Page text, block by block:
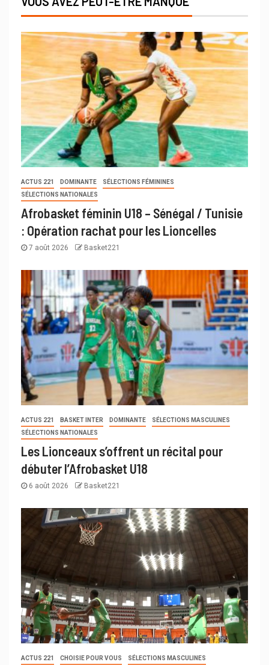
ACTUS 221 DOMINANTE
SÉLECTIONS FÉMININES
SÉLECTIONS NATIONALES
Afrobasket féminin U18 – Sénégal / Tunisie
: Opération rachat pour les Lioncelles
7 août 2026 Basket221
ACTUS 221 BASKET INTER DOMINANTE
SÉLECTIONS MASCULINES
SÉLECTIONS NATIONALES
Les Lionceaux s’offrent un récital pour
débuter l’Afrobasket U18
6 août 2026 Basket221
ACTUS 221 CHOISIE POUR VOUS SÉLECTIONS MASCULINES